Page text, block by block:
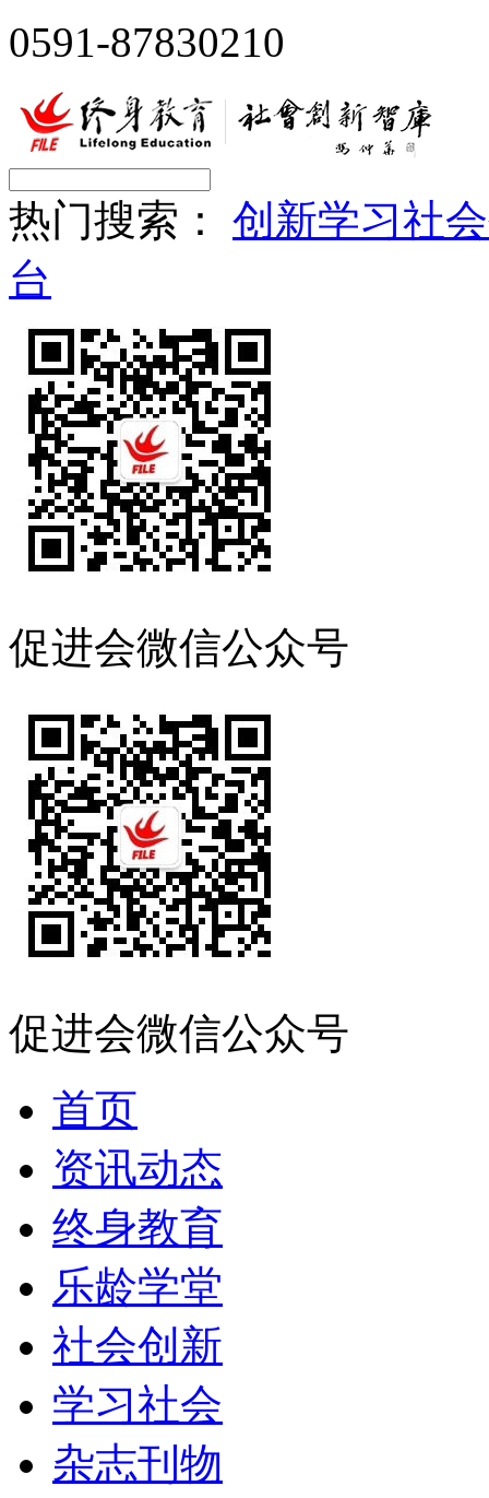
0591-87830210
热门搜索： 创新学习社
台
促进会微信公众号
促进会微信公众号
首页
资讯动态
终身教育
乐龄学堂
社会创新
学习社会
杂志刊物